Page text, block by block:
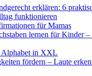
erklären: 6
funktionieren
für Mamas
lernen für Kinder –
Alphabet in XXL
fördern – Laute